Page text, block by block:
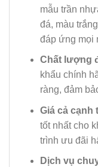
mẫu trần
đá, màu
đáp ứng mọi
Chất lượng
khẩu chính
ràng, đảm
Giá cả cạnh
tốt nhất cho
trình ưu đãi
Dịch vụ